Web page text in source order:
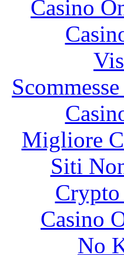
Casino
Migliore
Siti
Casino
No